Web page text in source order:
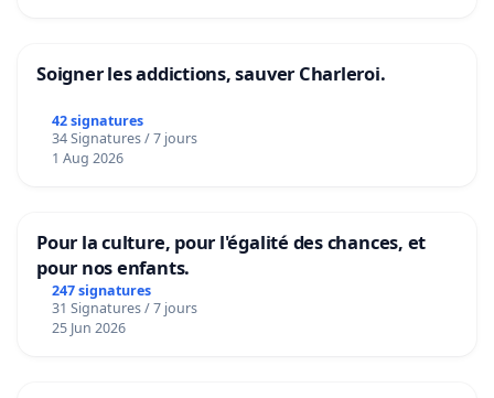
Soigner les addictions, sauver Charleroi.
42 signatures
34 Signatures / 7 jours
1 Aug 2026
Pour la culture, pour l'égalité des chances, et
pour nos enfants.
247 signatures
31 Signatures / 7 jours
25 Jun 2026